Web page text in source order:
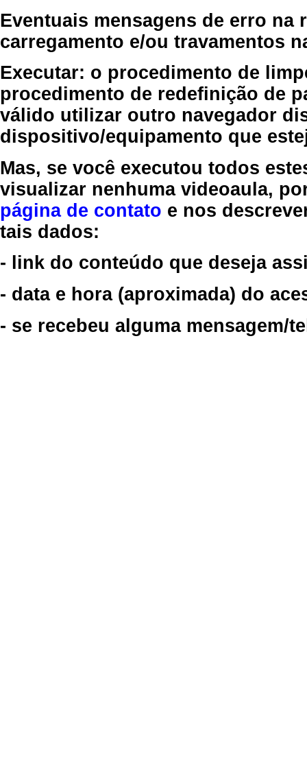
Eventuais mensagens de erro
carregamento e/ou travamentos
Executar: o procedimento de
procedimento de redefinição de
válido utilizar outro navegador
dispositivo/equipamento que
Mas, se você executou todos
visualizar nenhuma videoaula,
página de contato e nos
tais dados:
- link do conteúdo que deseja
- data e hora (aproximada) do
- se recebeu alguma mensagem/